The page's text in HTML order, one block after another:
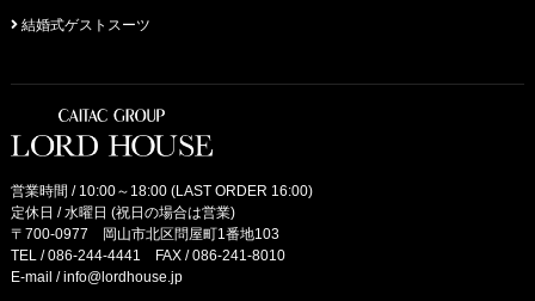
結婚式ゲストスーツ
営業時間 / 10:00～18:00 (LAST ORDER 16:00)
定休日 / 水曜日 (祝日の場合は営業)
〒700-0977 岡山市北区問屋町1番地103
TEL /086-244-4441
FAX / 086-241-8010
E-mail /info@lordhouse.jp